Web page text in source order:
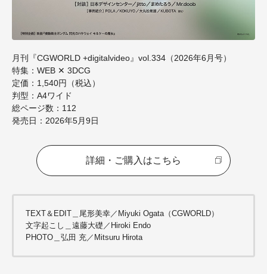
月刊『CGWORLD +digitalvideo』vol.334（2026年6月号）
特集： WEB ✕ 3DCG
定価： 1,540円（税込）
判型： A4ワイド
総ページ数： 112
発売日： 2026年5月9日
詳細・ご購入はこちら
TEXT＆EDIT＿尾形美幸／Miyuki Ogata（CGWORLD）
文字起こし＿遠藤大礎／Hiroki Endo
PHOTO＿弘田 充／Mitsuru Hirota